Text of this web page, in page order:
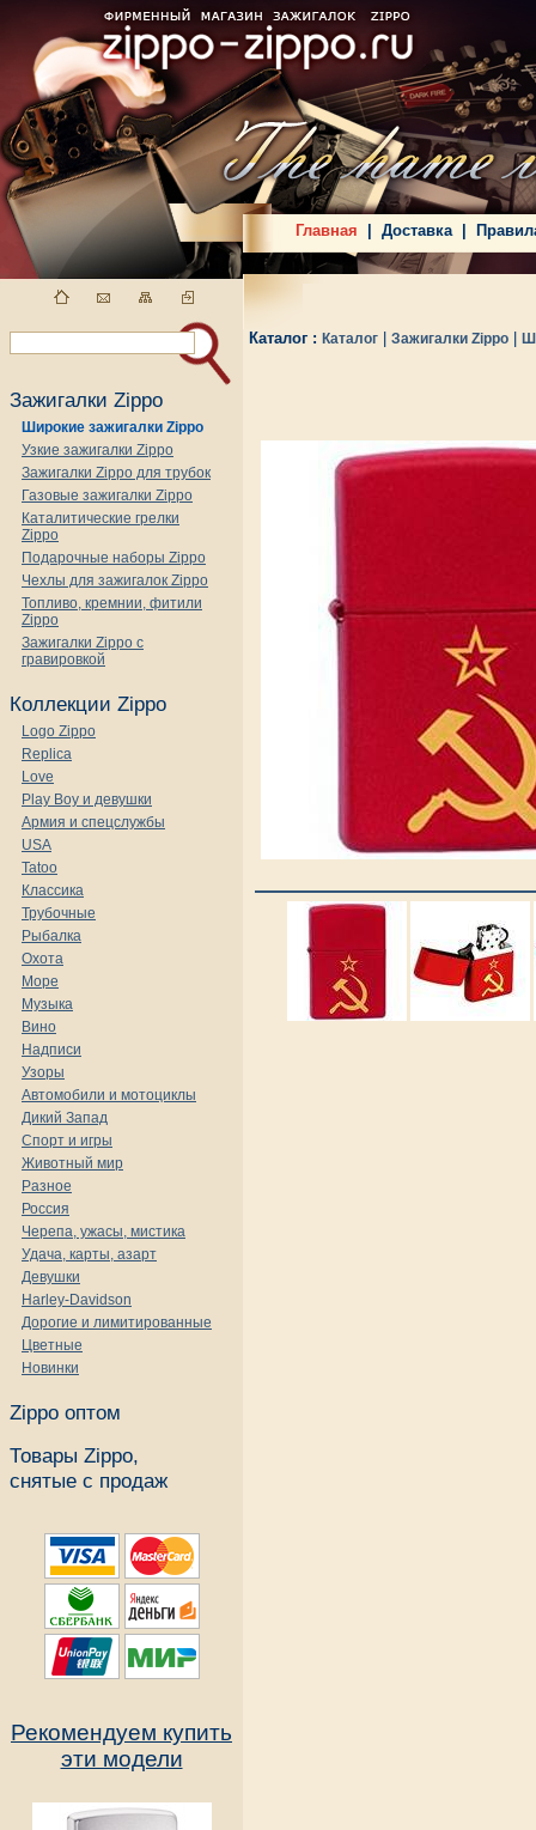
Главная Доставка
Зажигалки Zippo
Широкие зажигалки Zippo
Узкие зажигалки Zippo
Зажигалки Zippo для трубок
Газовые зажигалки Zippo
Каталитические грелки
Zippo
Подарочные наборы Zippo
Чехлы для зажигалок Zippo
Топливо, кремнии, фитили
Zippo
Зажигалки Zippo с
гравировкой
Коллекции Zippo
Logo Zippo
Replica
Love
Play Boy и девушки
Армия и спецслужбы
USA
Tatoo
Классика
Трубочные
Рыбалка
Охота
Море
Музыка
Вино
Надписи
Узоры
Автомобили и мотоциклы
Дикий Запад
Спорт и игры
Животный мир
Разное
Россия
Черепа, ужасы, мистика
Удача, карты, азарт
Девушки
Harley-Davidson
Дорогие и лимитированные
Цветные
Новинки
Zippo оптом
Товары Zippo,
снятые с продаж
Рекомендуем купить
эти модели
Каталог : Каталог Зажигалки Zippo